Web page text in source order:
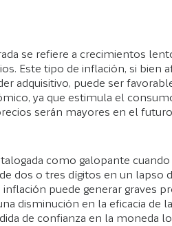
se refiere a crecimientos
Este tipo de inflación, si bien
adquisitivo, puede ser
ya que estimula el
serán mayores en el
como galopante
dos o tres dígitos en un lapso
inflación puede generar graves
disminución en la eficacia de
de confianza en la moneda